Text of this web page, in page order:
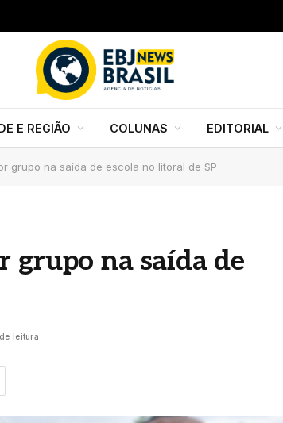
E REGIÃO COLUNAS EDITORIAL
grupo na saída de escola no litoral de SP
grupo na saída de
leitura